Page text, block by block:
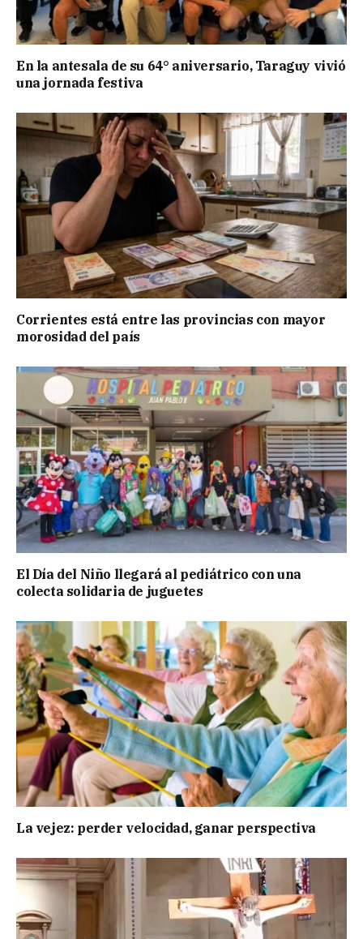
En la antesala de su 64° aniversario, Taraguy vivió
una jornada festiva
Corrientes está entre las provincias con mayor
morosidad del país
El Día del Niño llegará al pediátrico con una
colecta solidaria de juguetes
La vejez: perder velocidad, ganar perspectiva